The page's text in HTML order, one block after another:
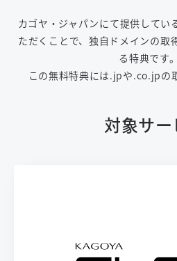
カゴヤ・ジャパンにて提供してい
ただくことで、独自ドメインの取
る特典です
この無料特典には.jpや.co.jpの
対象サー